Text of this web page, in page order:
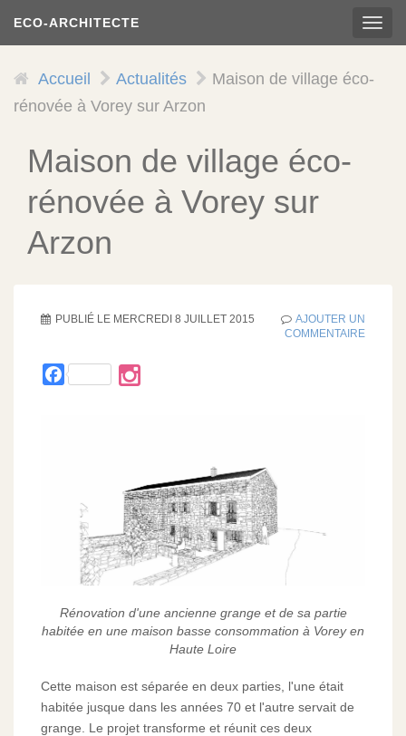
contenu
ECO-ARCHITECTE
Accueil Actualités
Maison de village éco-
rénovée à Vorey sur Arzon
Maison de village éco-
rénovée à Vorey sur
Arzon
PUBLIÉ LE MERCREDI 8 JUILLET 2015
AJOUTER UN
COMMENTAIRE
Facebook
Rénovation d'une ancienne grange et de sa partie
habitée en une maison basse consommation à Vorey en
Haute Loire
Cette maison est séparée en deux parties, l'une était
habitée jusque dans les années 70 et l'autre servait de
grange. Le projet transforme et réunit ces deux